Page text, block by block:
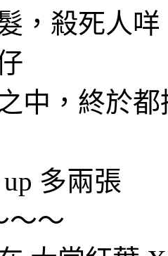
，殺死人咩
中，終於
多兩張
～～